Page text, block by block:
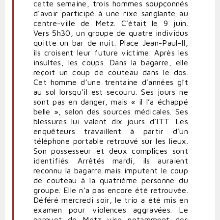
cette semaine, trois hommes soupçonnés
d’avoir participé à une rixe sanglante au
centre-ville de Metz. C’était le 9 juin.
Vers 5h30, un groupe de quatre individus
quitte un bar de nuit. Place Jean-Paul-II,
ils croisent leur future victime. Après les
insultes, les coups. Dans la bagarre, elle
reçoit un coup de couteau dans le dos.
Cet homme d’une trentaine d’années gît
au sol lorsqu’il est secouru. Ses jours ne
sont pas en danger, mais « il l’a échappé
belle », selon des sources médicales. Ses
blessures lui valent dix jours d’ITT. Les
enquêteurs travaillent à partir d’un
téléphone portable retrouvé sur les lieux.
Son possesseur et deux complices sont
identifiés. Arrêtés mardi, ils auraient
reconnu la bagarre mais imputent le coup
de couteau à la quatrième personne du
groupe. Elle n’a pas encore été retrouvée.
Déféré mercredi soir, le trio a été mis en
examen pour violences aggravées. Le